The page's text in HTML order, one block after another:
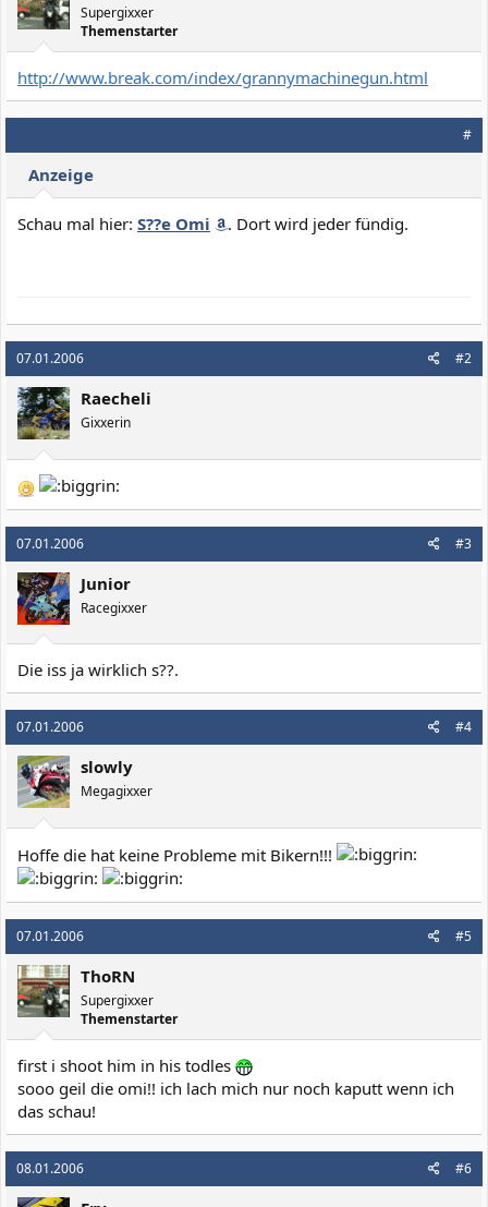
Supergixxer
Themenstarter
http://www.break.com/index/grannymachinegun.html
#
Anzeige
Schau mal hier: S??e Omi . Dort wird jeder fündig.
07.01.2006 #2
Raecheli
Gixxerin
07.01.2006 #3
Junior
Racegixxer
Die iss ja wirklich s??.
07.01.2006 #4
slowly
Megagixxer
Hoffe die hat keine Probleme mit Bikern!!!
07.01.2006 #5
ThoRN
Supergixxer
Themenstarter
first i shoot him in his todles
sooo geil die omi!! ich lach mich nur noch kaputt wenn ich
das schau!
08.01.2006 #6